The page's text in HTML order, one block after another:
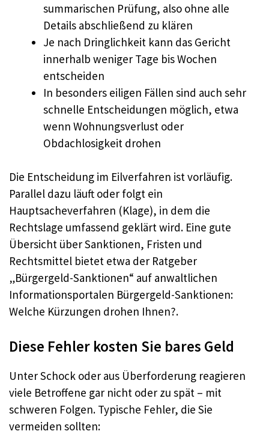
summarischen Prüfung, also ohne alle
Details abschließend zu klären
Je nach Dringlichkeit kann das Gericht
innerhalb weniger Tage bis Wochen
entscheiden
In besonders eiligen Fällen sind auch sehr
schnelle Entscheidungen möglich, etwa
wenn Wohnungsverlust oder
Obdachlosigkeit drohen
Die Entscheidung im Eilverfahren ist vorläufig.
Parallel dazu läuft oder folgt ein
Hauptsacheverfahren (Klage), in dem die
Rechtslage umfassend geklärt wird. Eine gute
Übersicht über Sanktionen, Fristen und
Rechtsmittel bietet etwa der Ratgeber
„Bürgergeld-Sanktionen“ auf anwaltlichen
Informationsportalen Bürgergeld-Sanktionen:
Welche Kürzungen drohen Ihnen?.
Diese Fehler kosten Sie bares Geld
Unter Schock oder aus Überforderung reagieren
viele Betroffene gar nicht oder zu spät – mit
schweren Folgen. Typische Fehler, die Sie
vermeiden sollten: